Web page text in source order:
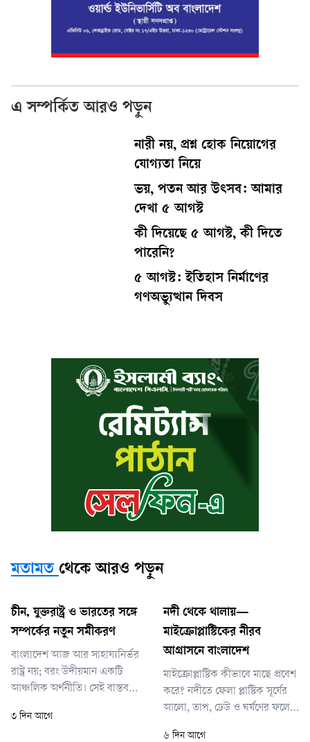
এ সম্পর্কিত আরও পড়ুন
নারী নয়, প্রশ্ন হোক নিয়োগের
যোগ্যতা নিয়ে
ভয়, পতন আর উৎসব: আমার
দেখা ৫ আগস্ট
কী দিয়েছে ৫ আগস্ট, কী দিতে
পারেনি?
৫ আগস্ট: ইতিহাস নির্মাণের
গণঅভ্যুত্থান দিবস
মতামত থেকে আরও পড়ুন
চীন, যুক্তরাষ্ট্র ও ভারতের সঙ্গে
সম্পর্কের নতুন সমীকরণ
বাংলাদেশ আজ আর সাহায্যনির্ভর
রাষ্ট্র নয়; বরং উদীয়মান একটি
আঞ্চলিক অর্থনীতি। সেই বাস্তবতার
আত্মবিশ্বাসী, ভারসাম্যপূর্ণ এবং
৩ দিন আগে
নদী থেকে থালায়—
মাইক্রোপ্লাস্টিকের নীরব
আগ্রাসনে বাংলাদেশ
মাইক্রোপ্লাস্টিক কীভাবে মাছে প্রবেশ
করে? নদীতে ফেলা প্লাস্টিক সূর্যের
আলো, তাপ, ঢেউ ও ঘর্ষণের ফলে
৬ দিন আগে